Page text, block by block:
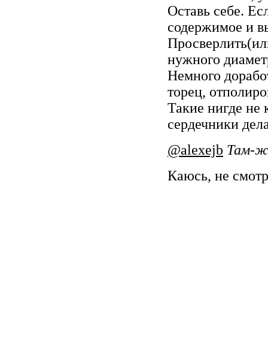
Оставь себе.
содержимое и
нужного
Немного
торец,
Такие нигде не
сердечники
@alexejb Там-
Каюсь, не